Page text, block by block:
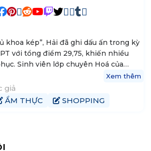
khoa kép”, Hải đã ghi dấu ấn trong kỳ
với tổng điểm 29,75, khiến nhiều
Sinh viên lớp chuyên Hoá của
Trần Phú, Hải Phòng, đã xuất sắc
môn Toán và Hóa học, giúp cậu
khối A. Nguyễn Trung Hải không
Xem thêm
giả
ẨM THỰC SHOPPING